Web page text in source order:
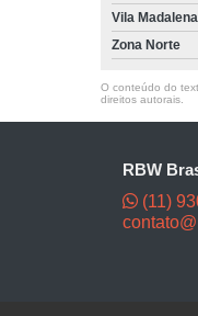
Vila Madalena
Zona Norte
O conteúdo do
direitos autorais
RBW
(11)